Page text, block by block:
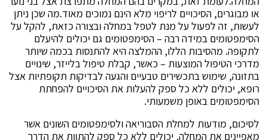
או מבוגרים, הסיכויים לריפוי מלא הינם נמוכים מאוד.מה שכן ניתן
לעשות, זה לפעול על מנת לטפל במחלה ובצורה כזאת, להקל על
הסימפטומים במידה רבה – הסימפטומים גם יכולים להיעלם
לתקופה. מהסיבות הללו, ההמלצה היא להתנסות בכמה שיותר
מדרכי הטיפול המוצעות – כאשר, קבלת טיפול בלייזר, שינויים
בתזונה, שימוש בתכשירים טבעיים והגעה לבדיקות תקופתיות אצל
רופא, יכולים ללא כל ספק להעלות את הסיכויים להפחתת
הסימפטומים באופן משמעותי.
לסיכום, מודעות למחלת הסבוריאה ולסימפטומים השונים אשר
מאפיינים את המחלה, יכולים ללא כל ספק להתוות את הדרך